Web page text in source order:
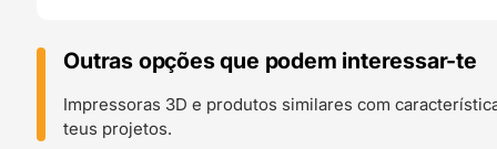
Outras opções que podem interessar-te
Impressoras 3D e produtos similares com
teus projetos.